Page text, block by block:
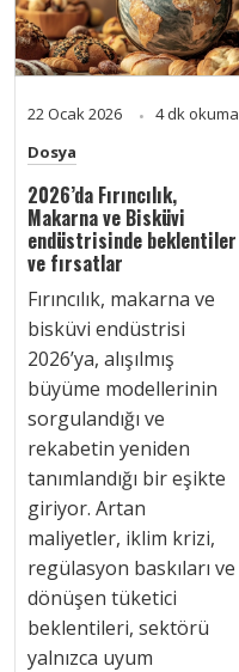
22 Ocak 2026
4 dk okuma
Dosya
2026’da Fırıncılık,
Makarna ve Bisküvi
endüstrisinde beklentiler
ve fırsatlar
Fırıncılık, makarna ve
bisküvi endüstrisi
2026’ya, alışılmış
büyüme modellerinin
sorgulandığı ve
rekabetin yeniden
tanımlandığı bir eşikte
giriyor. Artan
maliyetler, iklim krizi,
regülasyon baskıları ve
dönüşen tüketici
beklentileri, sektörü
yalnızca uyum